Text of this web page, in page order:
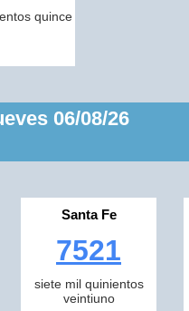
quince
06/08/26
Santa Fe
7521
siete mil quinientos
veintiuno